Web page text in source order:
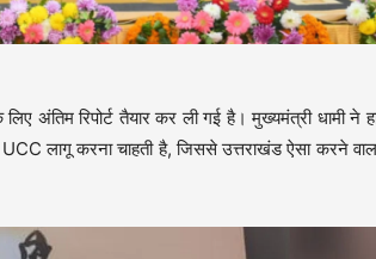
अंतिम रिपोर्ट तैयार कर ली गई है। मुख्यमंत्री धामी ने
लागू करना चाहती है, जिससे उत्तराखंड ऐसा करने